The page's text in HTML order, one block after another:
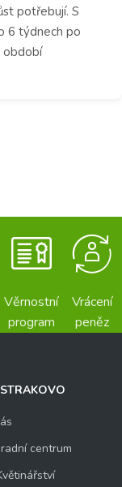
potřebují. S
6 týdnech po
období
Věrnostní
program
Vrácení
peněz
centrum